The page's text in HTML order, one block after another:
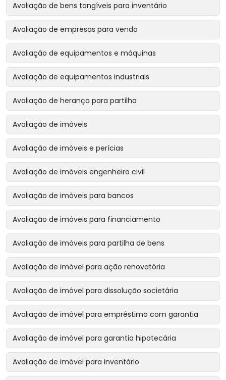
Avaliação de bens tangíveis para inventário
Avaliação de empresas para venda
Avaliação de equipamentos e máquinas
Avaliação de equipamentos industriais
Avaliação de herança para partilha
Avaliação de imóveis
Avaliação de imóveis e perícias
Avaliação de imóveis engenheiro civil
Avaliação de imóveis para bancos
Avaliação de imóveis para financiamento
Avaliação de imóveis para partilha de bens
Avaliação de imóvel para ação renovatória
Avaliação de imóvel para dissolução societária
Avaliação de imóvel para empréstimo com garantia
Avaliação de imóvel para garantia hipotecária
Avaliação de imóvel para inventário